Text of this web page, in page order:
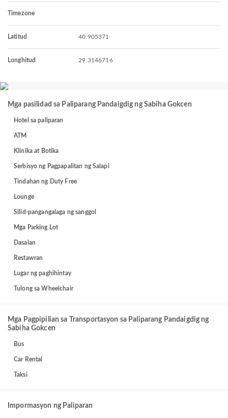
Timezone
Latitud 40.905371
Longhitud 29.3146716
Mga pasilidad sa Paliparang Pandaigdig ng Sabiha Gokcen
Hotel sa paliparan
ATM
Klinika at Botika
Serbisyo ng Pagpapalitan ng Salapi
Tindahan ng Duty Free
Lounge
Silid-pangangalaga ng sanggol
Mga Parking Lot
Dasalan
Restawran
Lugar ng paghihintay
Tulong sa Wheelchair
Mga Pagpipilian sa Transportasyon sa Paliparang Pandaigdig ng
Sabiha Gokcen
Bus
Car Rental
Taksi
Impormasyon ng Paliparan